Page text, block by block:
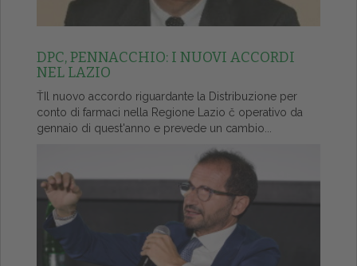
DPC, PENNACCHIO: I NUOVI ACCORDI
NEL LAZIO
ŤIl nuovo accordo riguardante la Distribuzione per
conto di farmaci nella Regione Lazio č operativo da
gennaio di quest'anno e prevede un cambio...